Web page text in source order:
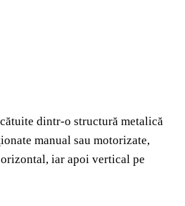
dintr-o structură metalică
manual sau motorizate,
iar apoi vertical pe